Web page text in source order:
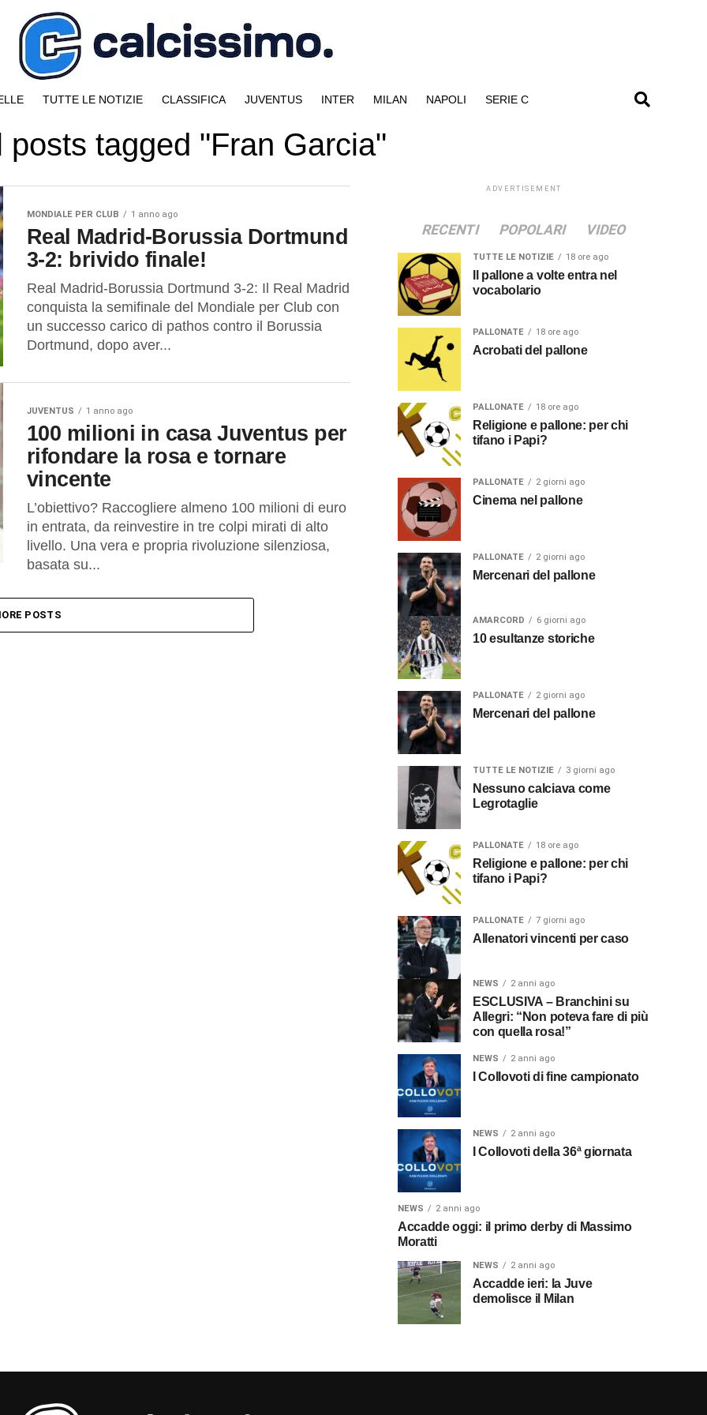
TUTTE LE NOTIZIE CLASSIFICA JUVENTUS INTER MILAN NAPOLI SERIE C
posts tagged "Fran Garcia"
MONDIALE PER CLUB 1 anno ago
Real Madrid-Borussia Dortmund
3-2: brivido finale!
Real Madrid-Borussia Dortmund 3-2: Il Real Madrid
conquista la semifinale del Mondiale per Club con
un successo carico di pathos contro il Borussia
Dortmund, dopo aver...
JUVENTUS 1 anno ago
100 milioni in casa Juventus per
rifondare la rosa e tornare
vincente
L’obiettivo? Raccogliere almeno 100 milioni di euro
in entrata, da reinvestire in tre colpi mirati di alto
livello. Una vera e propria rivoluzione silenziosa,
basata su...
POSTS
ADVERTISEMENT
RECENTI POPOLARI VIDEO
TUTTE LE NOTIZIE 18 ore ago
Il pallone a volte entra nel
vocabolario
PALLONATE 18 ore ago
Acrobati del pallone
PALLONATE 18 ore ago
Religione e pallone: per chi
tifano i Papi?
PALLONATE 2 giorni ago
Cinema nel pallone
PALLONATE 2 giorni ago
Mercenari del pallone
AMARCORD 6 giorni ago
10 esultanze storiche
PALLONATE 2 giorni ago
Mercenari del pallone
TUTTE LE NOTIZIE 3 giorni ago
Nessuno calciava come
Legrotaglie
PALLONATE 18 ore ago
Religione e pallone: per chi
tifano i Papi?
PALLONATE 7 giorni ago
Allenatori vincenti per caso
NEWS 2 anni ago
ESCLUSIVA – Branchini su
Allegri: “Non poteva fare di più
con quella rosa!”
NEWS 2 anni ago
I Collovoti di fine campionato
NEWS 2 anni ago
I Collovoti della 36ª giornata
NEWS 2 anni ago
Accadde oggi: il primo derby di Massimo
Moratti
NEWS 2 anni ago
Accadde ieri: la Juve
demolisce il Milan